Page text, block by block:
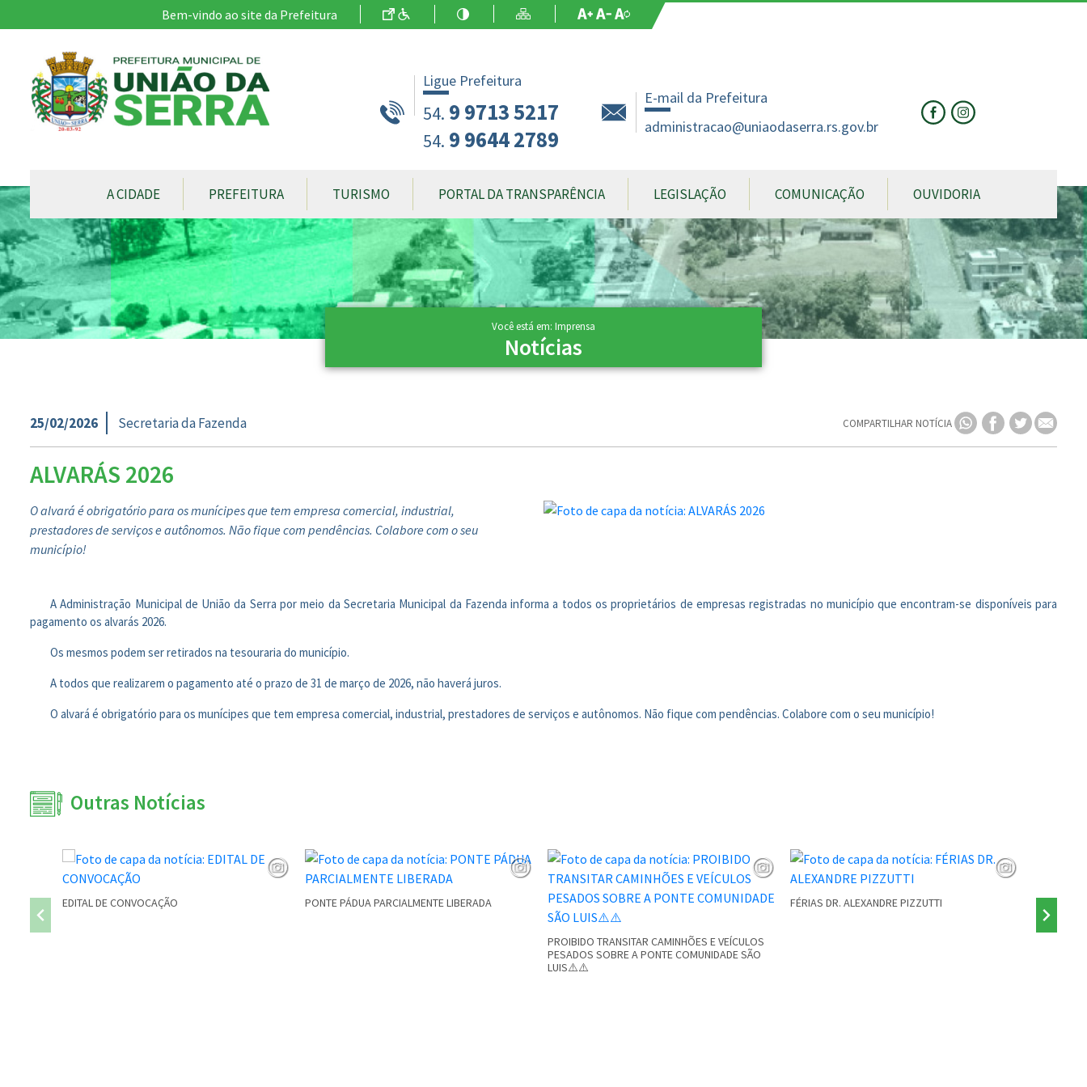
Bem-vindo ao site da Prefeitura Ir para o Conteúdo
AcessibilidadeAlto ContrasteMapa do Site Aumentar Fonte
Diminuir Fonte
Fonte Original
Ligue Prefeitura
54. 9 9713 5217
54. 9 9644 2789
E-mail da Prefeitura
administracao@uniaodaserra.rs.gov.br
CONTEÚDO DO MENU
A CIDADE PREFEITURA TURISMO PORTAL DA TRANSPARÊNCIA LEGISLAÇÃO COMUNICAÇÃO OUVIDORIA
Conteúdo Principal
Você está em: Imprensa
Notícias
25/02/2026 Secretaria da Fazenda COMPARTILHAR NOTÍCIA
ALVARÁS 2026
O alvará é obrigatório para os munícipes que tem empresa comercial, industrial,
prestadores de serviços e autônomos. Não fique com pendências. Colabore com o seu
município!
A Administração Municipal de União da Serra por meio da Secretaria Municipal da Fazenda informa a todos os proprietários de empresas registradas no município que encontram-se disponíveis para
pagamento os alvarás 2026.
Os mesmos podem ser retirados na tesouraria do município.
A todos que realizarem o pagamento até o prazo de 31 de março de 2026, não haverá juros.
O alvará é obrigatório para os munícipes que tem empresa comercial, industrial, prestadores de serviços e autônomos. Não fique com pendências. Colabore com o seu município!
Outras Notícias
EDITAL DE CONVOCAÇÃO PONTE PÁDUA PARCIALMENTE LIBERADA
PROIBIDO TRANSITAR CAMINHÕES E VEÍCULOS
PESADOS SOBRE A PONTE COMUNIDADE SÃO
LUIS⚠️⚠️
FÉRIAS DR. ALEXANDRE PIZZUTTI PONTE